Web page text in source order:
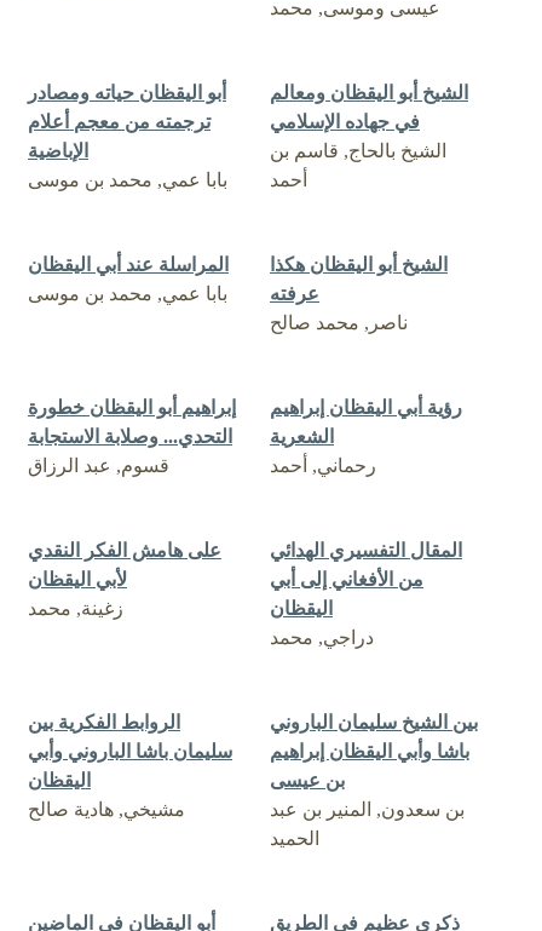
عيسى وموسى, محمد
أبو اليقظان حياته ومصادر
ترجمته من معجم أعلام
الإباضية
بابا عمي, محمد بن موسى
الشيخ أبو اليقظان ومعالم
في جهاده الإسلامي
الشيخ بالحاج, قاسم بن
أحمد
المراسلة عند أبي اليقظان
بابا عمي, محمد بن موسى
الشيخ أبو اليقظان هكذا
عرفته
ناصر, محمد صالح
إبراهيم أبو اليقظان خطورة
التحدي... وصلابة الاستجابة
قسوم, عبد الرزاق
رؤية أبي اليقظان إبراهيم
الشعرية
رحماني, أحمد
على هامش الفكر النقدي
لأبي اليقظان
زغينة, محمد
المقال التفسيري الهدائي
من الأفغاني إلى أبي
اليقظان
دراجي, محمد
الروابط الفكرية بين
سليمان باشا الباروني وأبي
اليقظان
مشيخي, هادية صالح
بين الشيخ سليمان الباروني
باشا وأبي اليقظان إبراهيم
بن عيسى
بن سعدون, المنير بن عبد
الحميد
أبو اليقظان في الماضِين ذكرى عظيم في الطريق